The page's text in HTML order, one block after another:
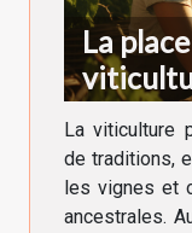
La
La viticulture
de traditions,
les vignes et
ancestrales.